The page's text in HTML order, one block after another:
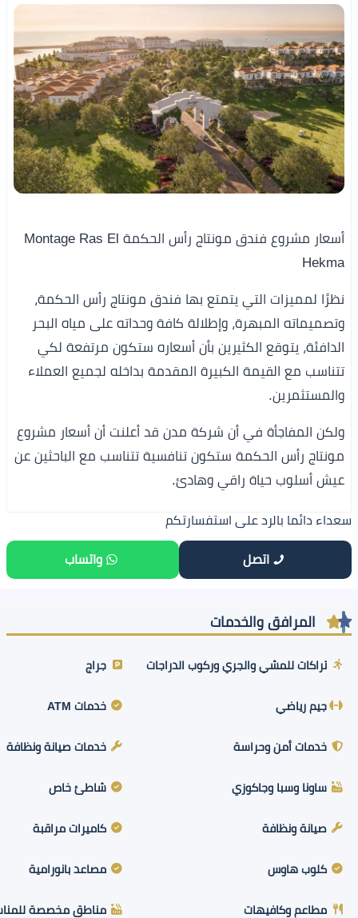
أسعار مشروع فندق مونتاج رأس الحكمة Montage Ras El
Hekma
نظرًا لمميزات التي يتمتع بها فندق مونتاج رأس الحكمة،
وتصميماته المبهرة، وإطلالة كافة وحداته على مياه البحر
الدافئة، يتوقع الكثيرين بأن أسعاره ستكون مرتفعة لكي
تتناسب مع القيمة الكبيرة المقدمة بداخله لجميع العملاء
والمستثمرين.
ولكن المفاجأة في أن شركة مدن قد أعلنت أن أسعار مشروع
مونتاج رأس الحكمة ستكون تنافسية تتناسب مع الباحثين عن
عيش أسلوب حياة راقي وهادئ.
سعداء دائما بالرد على استفسارتكم
اتصل واتساب
المرافق والخدمات
تراكات للمشي والجري وركوب الدراجات جراج
جيم رياضي خدمات ATM
خدمات أمن وحراسة خدمات صيانة ونظافة
ساونا وسبا وجاكوزي شاطئ خاص
صيانة ونظافة كاميرات مراقبة
كلوب هاوس مصاعد بانورامية
مطاعم وكافيهات مناطق مخصصة